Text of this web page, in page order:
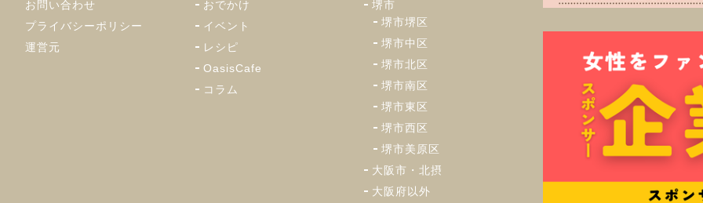
お問い合わせ
プライバシーポリシー
運営元
おでかけ
イベント
レシピ
OasisCafe
コラム
堺市
堺市堺区
堺市中区
堺市北区
堺市南区
堺市東区
堺市西区
堺市美原区
大阪市・北摂
大阪府以外